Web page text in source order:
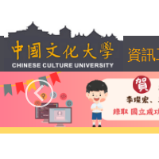
到
主
要
內
區
資